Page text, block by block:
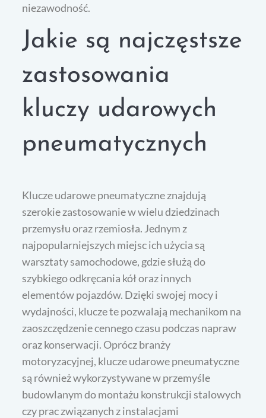
niezawodność.
Jakie są najczęstsze
zastosowania
kluczy udarowych
pneumatycznych
Klucze udarowe pneumatyczne znajdują
szerokie zastosowanie w wielu dziedzinach
przemysłu oraz rzemiosła. Jednym z
najpopularniejszych miejsc ich użycia są
warsztaty samochodowe, gdzie służą do
szybkiego odkręcania kół oraz innych
elementów pojazdów. Dzięki swojej mocy i
wydajności, klucze te pozwalają mechanikom na
zaoszczędzenie cennego czasu podczas napraw
oraz konserwacji. Oprócz branży
motoryzacyjnej, klucze udarowe pneumatyczne
są również wykorzystywane w przemyśle
budowlanym do montażu konstrukcji stalowych
czy prac związanych z instalacjami